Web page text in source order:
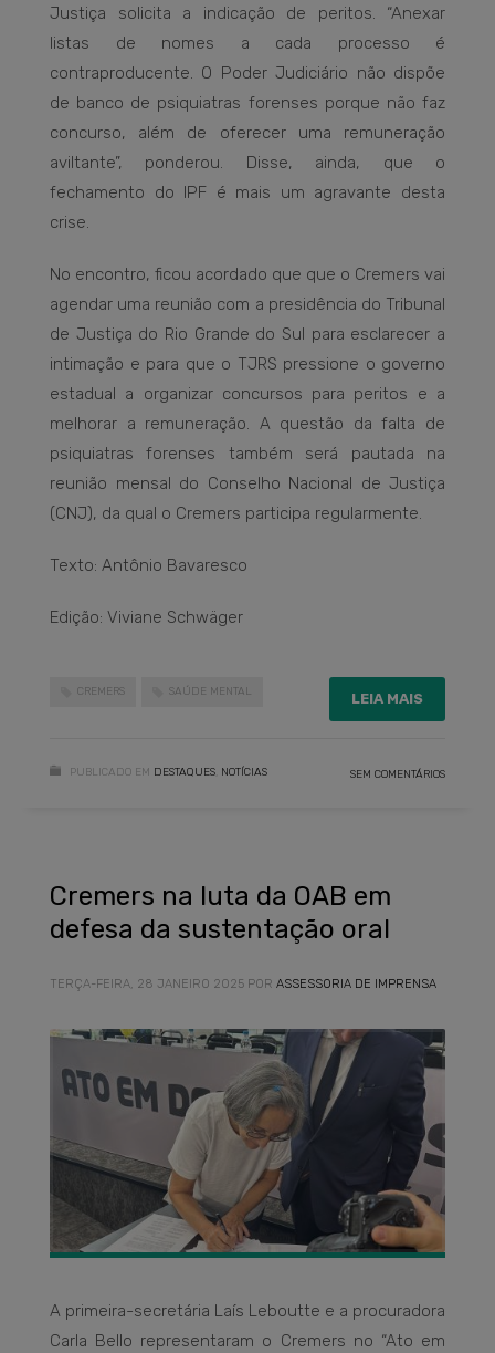
Justiça solicita a indicação de peritos. “Anexar
listas de nomes a cada processo é
contraproducente. O Poder Judiciário não dispõe
de banco de psiquiatras forenses porque não faz
concurso, além de oferecer uma remuneração
aviltante”, ponderou. Disse, ainda, que o
fechamento do IPF é mais um agravante desta
crise.
No encontro, ficou acordado que que o Cremers vai
agendar uma reunião com a presidência do Tribunal
de Justiça do Rio Grande do Sul para esclarecer a
intimação e para que o TJRS pressione o governo
estadual a organizar concursos para peritos e a
melhorar a remuneração. A questão da falta de
psiquiatras forenses também será pautada na
reunião mensal do Conselho Nacional de Justiça
(CNJ), da qual o Cremers participa regularmente.
Texto: Antônio Bavaresco
Edição: Viviane Schwäger
CREMERS SAÚDE MENTAL LEIA MAIS
PUBLICADO EM DESTAQUES NOTÍCIAS SEM COMENTÁRIOS
Cremers na luta da OAB em
defesa da sustentação oral
TERÇA-FEIRA, 28 JANEIRO 2025 POR ASSESSORIA DE IMPRENSA
A primeira-secretária Laís Leboutte e a procuradora
Carla Bello representaram o Cremers no “Ato em